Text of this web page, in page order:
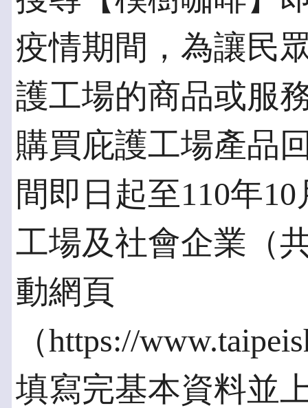
疫情期間，為讓民
護工場的商品或服
購買庇護工場產品
間即日起至110年
工場及社會企業（
動網頁
（https://
填寫完基本資料並